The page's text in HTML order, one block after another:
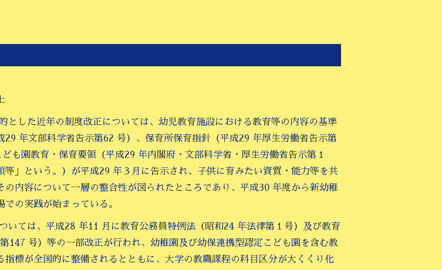
とした近年の制度改正については、幼児教育施設における教育等の内容の基準
29 年文部科学省告示第62 号）、保育所保育指針（平成29 年厚生労働省告示第
も園教育・保育要領（平成29 年内閣府・文部科学省・厚生労働省告示第１
等」という。）が平成29 年３月に告示され、子供に育みたい資質・能力等を共
の内容について一層の整合性が図られたところであり、平成30 年度から新幼稚
の実践が始まっている。
いては、平成28 年11 月に教育公務員特例法（昭和24 年法律第１号）及び教育
147 号）等の一部改正が行われ、幼稚園及び幼保連携型認定こども園を含む教
指標が全国的に整備されるとともに、大学の教職課程の科目区分が大くくり化